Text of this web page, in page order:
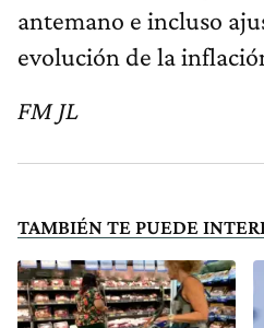
antemano e incluso
evolución de la
FM JL
TAMBIÉN TE PUEDE